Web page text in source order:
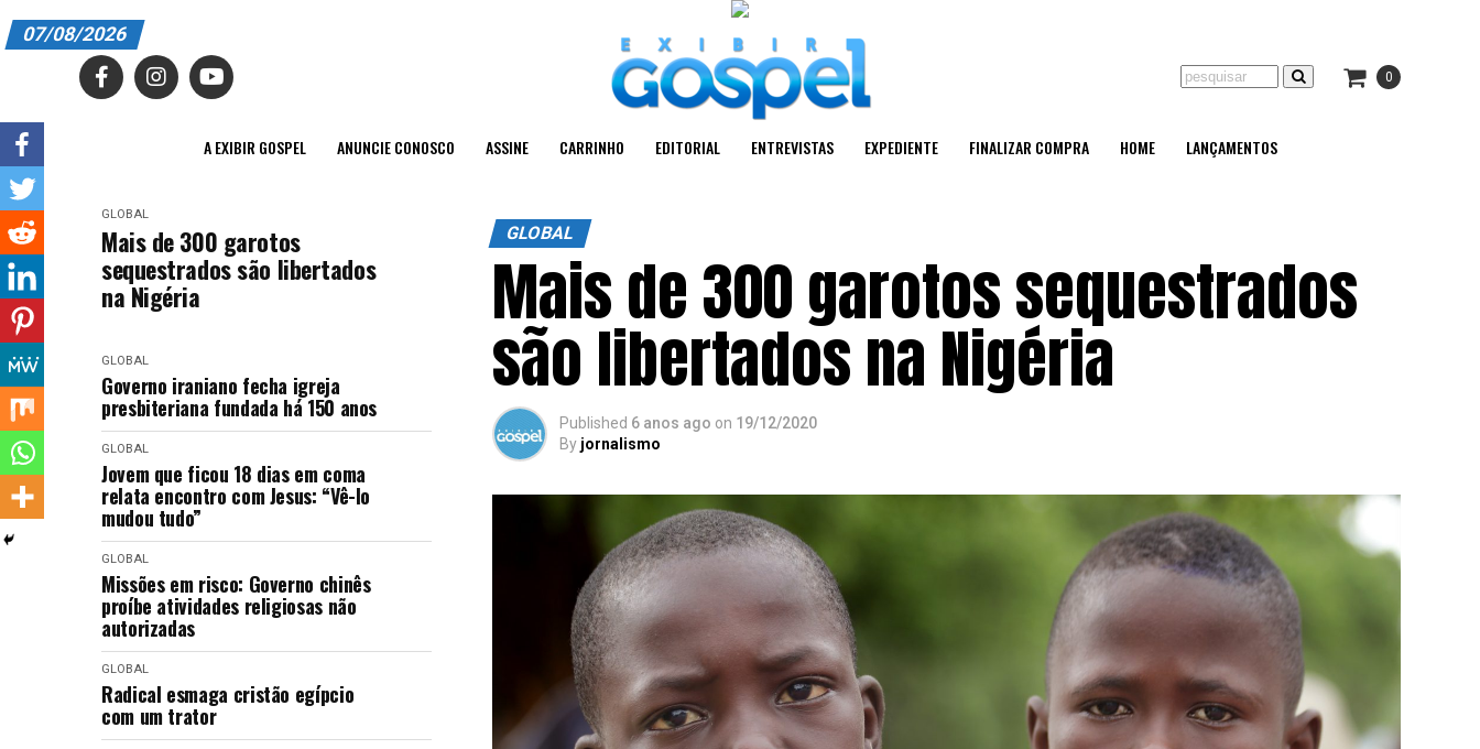
A EXIBIR GOSPEL
EDITORIAL
EXPEDIENTE
FINALIZAR COMPRA
HOME
LANÇAMENTOS
07/08/2026
0
A EXIBIR GOSPEL ANUNCIE CONOSCO ASSINE CARRINHO EDITORIAL ENTREVISTAS EXPEDIENTE FINALIZAR COMPRA HOME LANÇAMENTOS
GLOBAL
Mais de 300 garotos
sequestrados são libertados
na Nigéria
GLOBAL
Governo iraniano fecha igreja
presbiteriana fundada há 150 anos
GLOBAL
Jovem que ficou 18 dias em coma
relata encontro com Jesus: “Vê-lo
mudou tudo”
GLOBAL
Missões em risco: Governo chinês
proíbe atividades religiosas não
autorizadas
GLOBAL
Radical esmaga cristão egípcio
com um trator
GLOBAL
Mais de 300 garotos sequestrados
são libertados na Nigéria
Published 6 anos ago on 19/12/2020
By jornalismo